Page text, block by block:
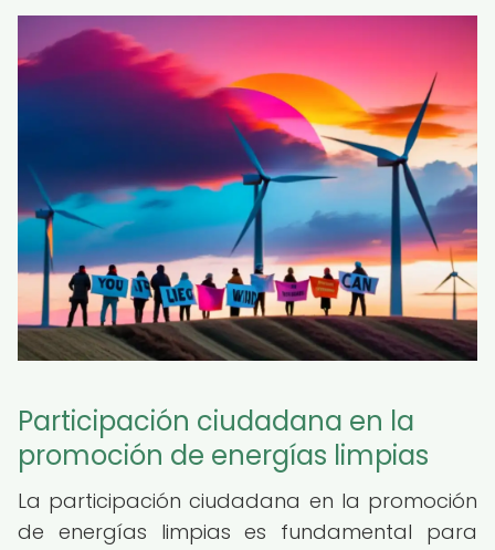
Participación ciudadana en la
promoción de energías limpias
La participación ciudadana en la promoción
de energías limpias es fundamental para